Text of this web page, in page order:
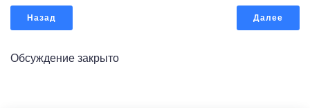
Назад Далее
Обсуждение закрыто